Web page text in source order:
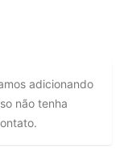
adicionando
não tenha